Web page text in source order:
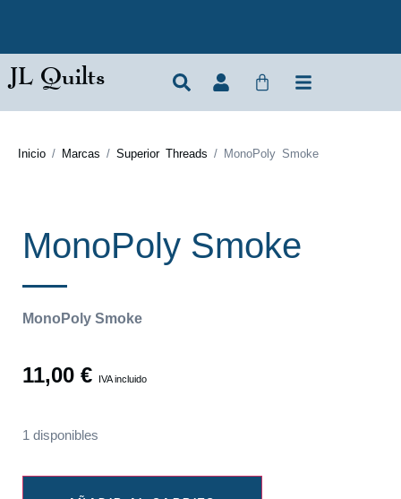
JL Quilts
Inicio / Marcas / Superior Threads / MonoPoly Smoke
MonoPoly Smoke
MonoPoly Smoke
11,00 € IVA incluido
1 disponibles